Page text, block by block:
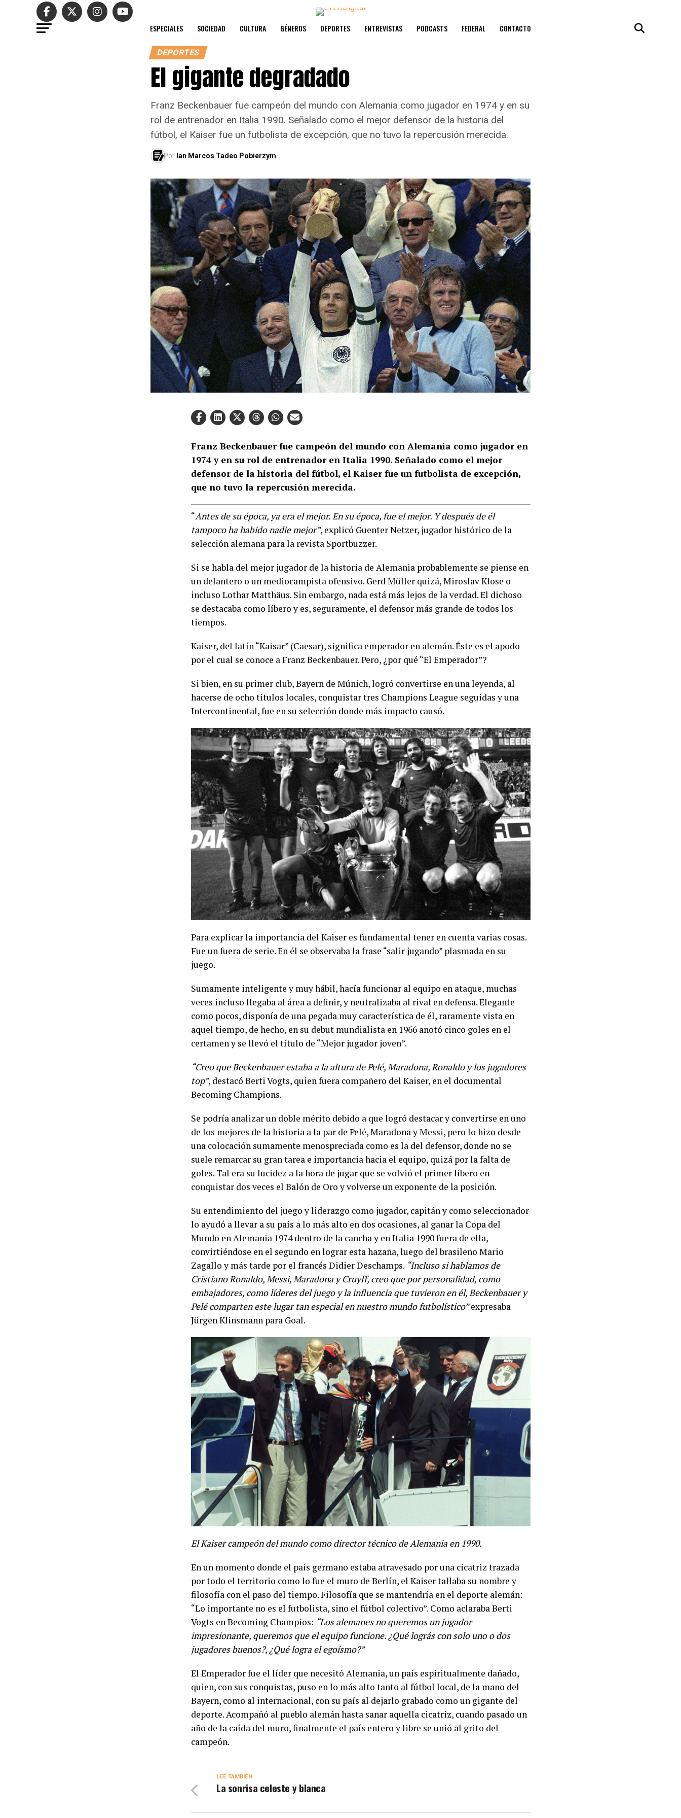
ESPECIALES SOCIEDAD CULTURA GÉNEROS DEPORTES ENTREVISTAS PODCASTS FEDERAL CONTACTO
DEPORTES
El gigante degradado
Franz Beckenbauer fue campeón del mundo con Alemania como jugador en 1974 y en su
rol de entrenador en Italia 1990. Señalado como el mejor defensor de la historia del
fútbol, el Kaiser fue un futbolista de excepción, que no tuvo la repercusión merecida.
Por Ian Marcos Tadeo Pobierzym
Franz Beckenbauer fue campeón del mundo con Alemania como jugador en
1974 y en su rol de entrenador en Italia 1990. Señalado como el mejor
defensor de la historia del fútbol, el Kaiser fue un futbolista de excepción,
que no tuvo la repercusión merecida.
“Antes de su época, ya era el mejor. En su época, fue el mejor. Y después de él
tampoco ha habido nadie mejor”, explicó Guenter Netzer, jugador histórico de la
selección alemana para la revista Sportbuzzer.
Si se habla del mejor jugador de la historia de Alemania probablemente se piense en
un delantero o un mediocampista ofensivo. Gerd Müller quizá, Miroslav Klose o
incluso Lothar Matthäus. Sin embargo, nada está más lejos de la verdad. El dichoso
se destacaba como líbero y es, seguramente, el defensor más grande de todos los
tiempos.
Kaiser, del latín “Kaisar” (Caesar), significa emperador en alemán. Éste es el apodo
por el cual se conoce a Franz Beckenbauer. Pero, ¿por qué “El Emperador”?
Si bien, en su primer club, Bayern de Múnich, logró convertirse en una leyenda, al
hacerse de ocho títulos locales, conquistar tres Champions League seguidas y una
Intercontinental, fue en su selección donde más impacto causó.
Para explicar la importancia del Kaiser es fundamental tener en cuenta varias cosas.
Fue un fuera de serie. En él se observaba la frase “salir jugando” plasmada en su
juego.
Sumamente inteligente y muy hábil, hacía funcionar al equipo en ataque, muchas
veces incluso llegaba al área a definir, y neutralizaba al rival en defensa. Elegante
como pocos, disponía de una pegada muy característica de él, raramente vista en
aquel tiempo, de hecho, en su debut mundialista en 1966 anotó cinco goles en el
certamen y se llevó el título de “Mejor jugador joven”.
“Creo que Beckenbauer estaba a la altura de Pelé, Maradona, Ronaldo y los jugadores
top”, destacó Berti Vogts, quien fuera compañero del Kaiser, en el documental
Becoming Champions.
Se podría analizar un doble mérito debido a que logró destacar y convertirse en uno
de los mejores de la historia a la par de Pelé, Maradona y Messi, pero lo hizo desde
una colocación sumamente menospreciada como es la del defensor, donde no se
suele remarcar su gran tarea e importancia hacia el equipo, quizá por la falta de
goles. Tal era su lucidez a la hora de jugar que se volvió el primer líbero en
conquistar dos veces el Balón de Oro y volverse un exponente de la posición.
Su entendimiento del juego y liderazgo como jugador, capitán y como seleccionador
lo ayudó a llevar a su país a lo más alto en dos ocasiones, al ganar la Copa del
Mundo en Alemania 1974 dentro de la cancha y en Italia 1990 fuera de ella,
convirtiéndose en el segundo en lograr esta hazaña, luego del brasileño Mario
Zagallo y más tarde por el francés Didier Deschamps. “Incluso si hablamos de
Cristiano Ronaldo, Messi, Maradona y Cruyff, creo que por personalidad, como
embajadores, como líderes del juego y la influencia que tuvieron en él, Beckenbauer y
Pelé comparten este lugar tan especial en nuestro mundo futbolístico”expresaba
Jürgen Klinsmann para Goal.
El Kaiser campeón del mundo como director técnico de Alemania en 1990.
En un momento donde el país germano estaba atravesado por una cicatriz trazada
por todo el territorio como lo fue el muro de Berlín, el Kaiser tallaba su nombre y
filosofía con el paso del tiempo. Filosofía que se mantendría en el deporte alemán:
“Lo importante no es el futbolista, sino el fútbol colectivo”. Como aclaraba Berti
Vogts en Becoming Champios: “Los alemanes no queremos un jugador
impresionante, queremos que el equipo funcione. ¿Qué lográs con solo uno o dos
jugadores buenos?, ¿Qué logra el egoísmo?”
El Emperador fue el líder que necesitó Alemania, un país espiritualmente dañado,
quien, con sus conquistas, puso en lo más alto tanto al fútbol local, de la mano del
Bayern, como al internacional, con su país al dejarlo grabado como un gigante del
deporte. Acompañó al pueblo alemán hasta sanar aquella cicatriz, cuando pasado un
año de la caída del muro, finalmente el país entero y libre se unió al grito del
campeón.
LEÉ TAMBIÉN
La sonrisa celeste y blanca